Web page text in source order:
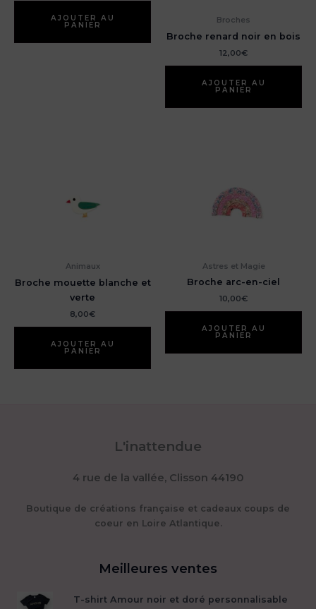
AJOUTER AU
PANIER
Broches
Broche renard noir en bois
12,00€
AJOUTER AU
PANIER
Animaux
Broche mouette blanche et
verte
8,00€
AJOUTER AU
PANIER
Astres et Magie
Broche arc-en-ciel
10,00€
AJOUTER AU
PANIER
L'inattendue
4 rue de la vallée, Clisson 44190
Boutique de créations française et cadeaux coups de
coeur en Loire Atlantique.
Meilleures ventes
T-shirt Amour noir et doré personnalisable